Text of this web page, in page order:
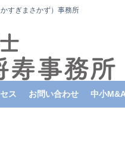
すぎまさかず）事務所
ス お問い合わせ 中小